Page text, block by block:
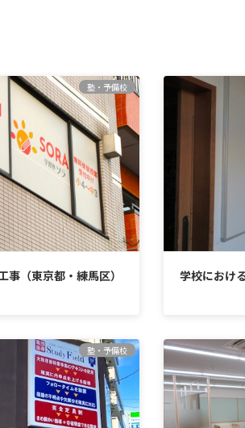
塾・予備校
（東京都・練馬区） 学校におけ
塾・予備校